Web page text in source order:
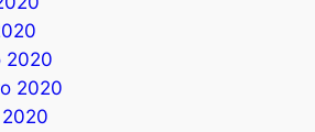
2020
2020